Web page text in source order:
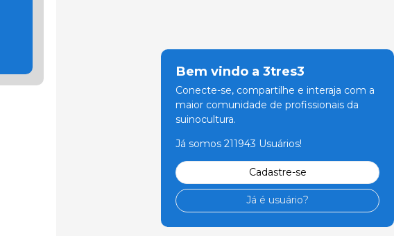
Bem vindo a 3tres3
Conecte-se, compartilhe e interaja com a
maior comunidade de profissionais da
suinocultura.
Já somos 211943 Usuários!
Cadastre-se
Já é usuário?